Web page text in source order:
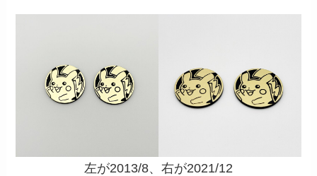
左が2013/8、右が2021/12